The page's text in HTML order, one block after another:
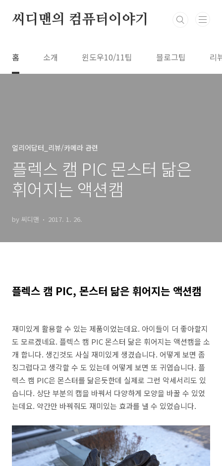
씨디맨의 컴퓨터이야기
홈 소개 윈도우10/11팁 블로그팁 리
얼리어답터_리뷰/카메라 관련
플렉스 캠 PIC 몬스터 닮은
휘어지는 액션캠
by 씨디맨 2017. 1. 26.
플렉스 캠 PIC, 몬스터 닮은 휘어지는 액션캠
재미있게 활용할 수 있는 제품이었는데요. 아이들이 더 좋아할지
도 모르겠네요. 플렉스 캠 PIC 몬스터 닮은 휘어지는 액션캠을 소
개 합니다. 생긴것도 사실 재미있게 생겼습니다. 어떻게 보면 좀
징그럽다고 생각할 수 도 있는데 어떻게 보면 또 귀엽습니다. 플
렉스 캠 PIC은 몬스터를 닮은듯한데 실제로 그런 악세서리도 있
습니다. 상단 부분의 캡을 바꿔서 다양하게 모양을 바꿀 수 있었
는데요. 약간만 바꿔줘도 재미있는 효과를 낼 수 있었습니다.